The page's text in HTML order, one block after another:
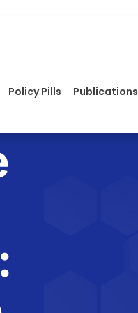
Policy Pills Publications